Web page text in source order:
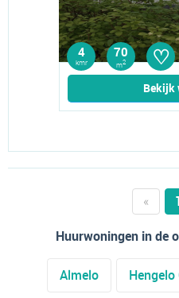
4
kmr
70
m2 ♡
Bekijk
« 1
Huurwoningen in de
Almelo Hengelo